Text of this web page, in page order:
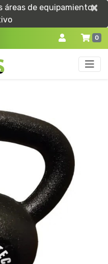
áreas de equipamiento×
×
0